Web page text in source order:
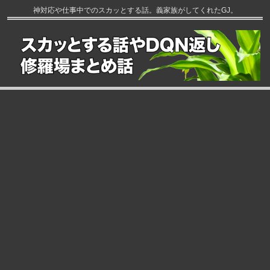
神対応や仕事中でのスカッとする話。義家族がしてくれたGJ。